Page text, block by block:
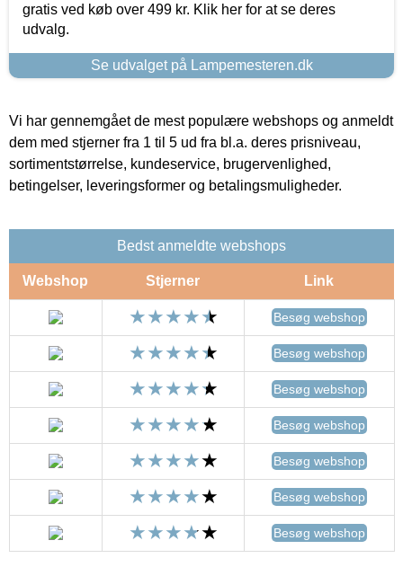
gratis ved køb over 499 kr. Klik her for at se deres
udvalg.
Se udvalget på Lampemesteren.dk
Vi har gennemgået de mest populære webshops og anmeldt
dem med stjerner fra 1 til 5 ud fra bl.a. deres prisniveau,
sortimentstørrelse, kundeservice, brugervenlighed,
betingelser, leveringsformer og betalingsmuligheder.
Bedst anmeldte webshops
Webshop Stjerner Link
Besøg webshop
Besøg webshop
Besøg webshop
Besøg webshop
Besøg webshop
Besøg webshop
Besøg webshop